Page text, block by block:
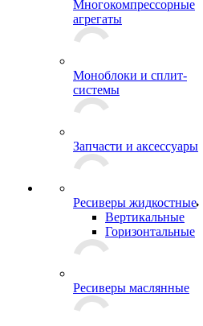
Многокомпрессорные
агрегаты
Моноблоки и сплит-
системы
Запчасти и аксессуары
Ресиверы жидкостные
Вертикальные
Горизонтальные
Ресиверы маслянные